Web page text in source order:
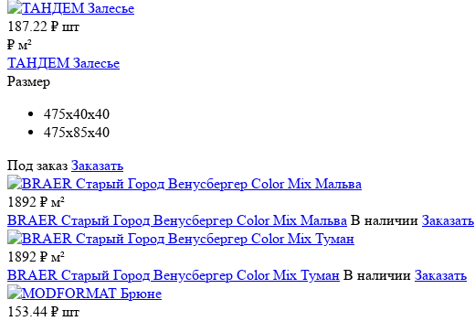
187.22 ₽ шт
₽ м²
ТАНДЕМ Залесье
Размер
475x40x40
475x85x40
Под заказ Заказать
1892 ₽ м²
BRAER Старый Город Венусбергер Color Mix Мальва В наличии Заказать
1892 ₽ м²
BRAER Старый Город Венусбергер Color Mix Туман В наличии Заказать
153.44 ₽ шт